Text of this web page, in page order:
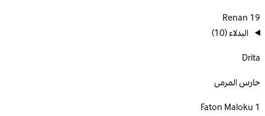
19
Renan
البدلاء(10)
Drita
حارس المرمى
1
Faton Maloku